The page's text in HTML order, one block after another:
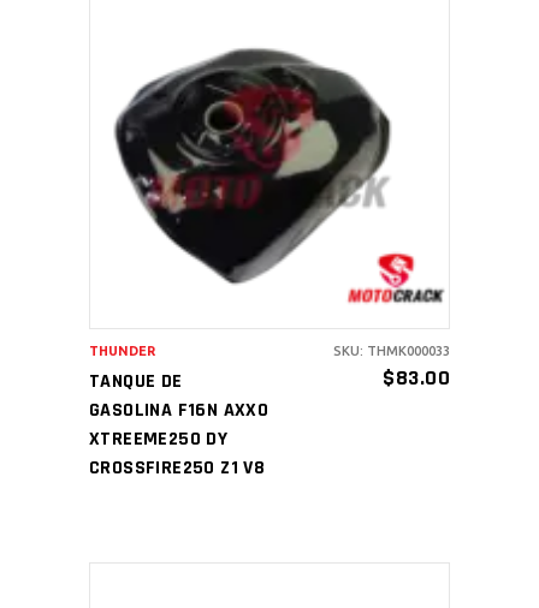
AÑADIR AL CARRITO
TANQUE DE
GASOLINA F16N AXXO
XTREEME250 DY
CROSSFIRE250 Z1 V8
$83.00
THUNDER SKU: THMK000033